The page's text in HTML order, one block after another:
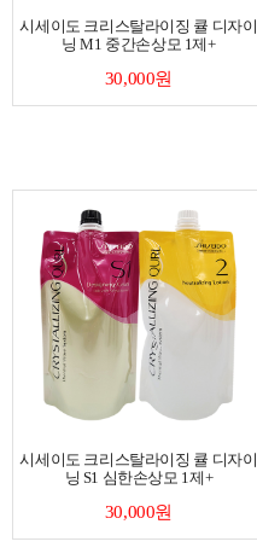
시세이도 크리스탈라이징 큘 디자이
닝 M1 중간손상모 1제+
30,000원
시세이도 크리스탈라이징 큘 디자이
닝 S1 심한손상모 1제+
30,000원